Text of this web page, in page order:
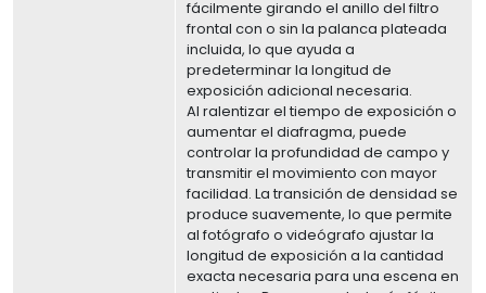
fácilmente girando el anillo del filtro
frontal con o sin la palanca plateada
incluida, lo que ayuda a
predeterminar la longitud de
exposición adicional necesaria.
Al ralentizar el tiempo de exposición o
aumentar el diafragma, puede
controlar la profundidad de campo y
transmitir el movimiento con mayor
facilidad. La transición de densidad se
produce suavemente, lo que permite
al fotógrafo o videógrafo ajustar la
longitud de exposición a la cantidad
exacta necesaria para una escena en